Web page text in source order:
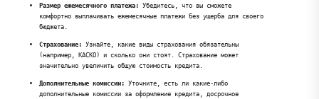
Размер ежемесячного платежа: Убедитесь, что вы сможете
комфортно выплачивать ежемесячные платежи без ущерба для своего
бюджета.
Страхование: Узнайте, какие виды страхования обязательны
(например, КАСКО) и сколько они стоят. Страхование может
значительно увеличить общую стоимость кредита.
Дополнительные комиссии: Уточните, есть ли какие-либо
дополнительные комиссии за оформление кредита, досрочное